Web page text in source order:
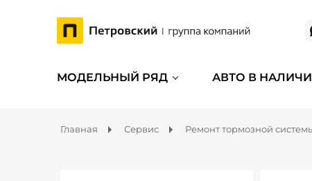
МОДЕЛЬНЫЙ РЯД АВТО В
Главная Сервис Ремонт тормозной